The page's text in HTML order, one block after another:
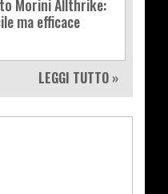
Morini Allthrike:
ma efficace
LEGGI TUTTO »